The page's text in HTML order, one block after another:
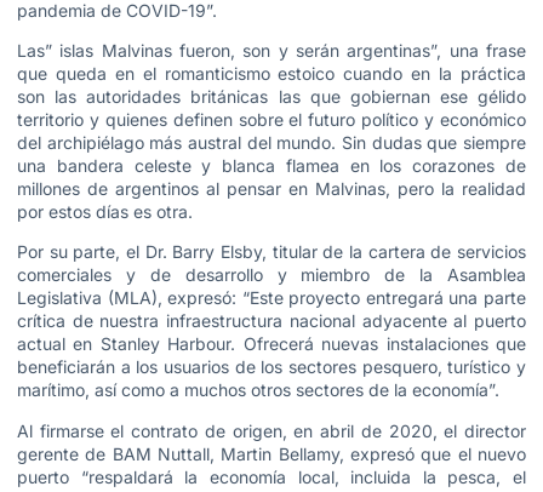
pandemia de COVID-19”.
Las” islas Malvinas fueron, son y serán argentinas”, una frase
que queda en el romanticismo estoico cuando en la práctica
son las autoridades británicas las que gobiernan ese gélido
territorio y quienes definen sobre el futuro político y económico
del archipiélago más austral del mundo. Sin dudas que siempre
una bandera celeste y blanca flamea en los corazones de
millones de argentinos al pensar en Malvinas, pero la realidad
por estos días es otra.
Por su parte, el Dr. Barry Elsby, titular de la cartera de servicios
comerciales y de desarrollo y miembro de la Asamblea
Legislativa (MLA), expresó: “Este proyecto entregará una parte
crítica de nuestra infraestructura nacional adyacente al puerto
actual en Stanley Harbour. Ofrecerá nuevas instalaciones que
beneficiarán a los usuarios de los sectores pesquero, turístico y
marítimo, así como a muchos otros sectores de la economía”.
Al firmarse el contrato de origen, en abril de 2020, el director
gerente de BAM Nuttall, Martin Bellamy, expresó que el nuevo
puerto “respaldará la economía local, incluida la pesca, el